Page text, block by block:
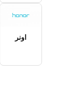
اونر